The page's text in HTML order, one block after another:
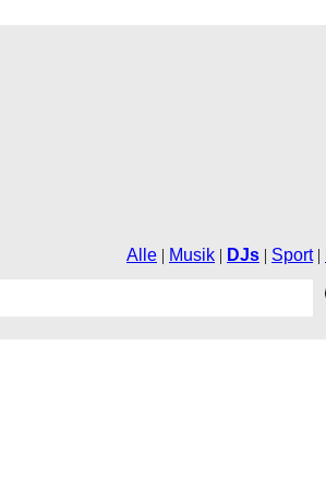
Alle | Musik | DJs | Sport|